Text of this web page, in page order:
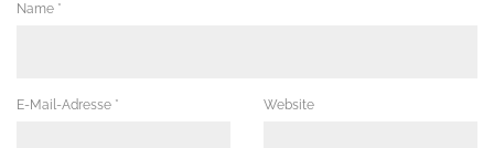
Name *
E-Mail-Adresse * Website